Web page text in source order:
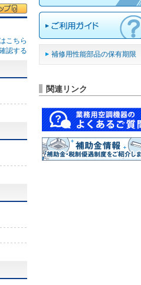
こちら
認する
補修用性能部品の保有期限
関連リンク